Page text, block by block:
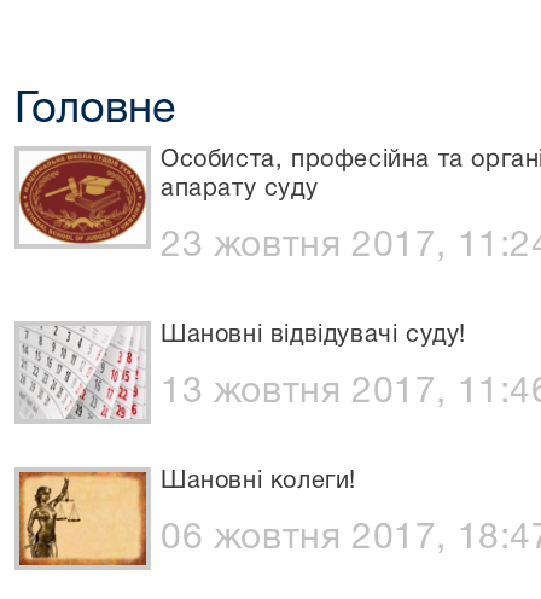
Головне
Особиста, професійна та
апарату суду
23 жовтня 2017,
Шановні відвідувачі суду!
13 жовтня 2017,
Шановні колеги!
06 жовтня 2017,